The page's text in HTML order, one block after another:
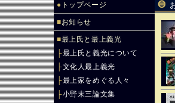
● トップページ
■お知らせ
■最上氏と最上義光
├最上氏と義光について
├文化人最上義光
├最上家をめぐる人々
├小野末三論文集